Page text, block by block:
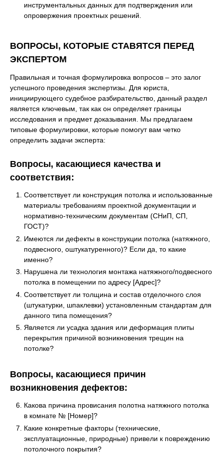
инструментальных данных для подтверждения или
опровержения проектных решений.
ВОПРОСЫ, КОТОРЫЕ СТАВЯТСЯ ПЕРЕД
ЭКСПЕРТОМ
Правильная и точная формулировка вопросов – это залог
успешного проведения экспертизы. Для юриста,
инициирующего судебное разбирательство, данный раздел
является ключевым, так как он определяет границы
исследования и предмет доказывания. Мы предлагаем
типовые формулировки, которые помогут вам четко
определить задачи эксперта:
Вопросы, касающиеся качества и
соответствия:
Соответствует ли конструкция потолка и использованные
материалы требованиям проектной документации и
нормативно-техническим документам (СНиП, СП,
ГОСТ)?
Имеются ли дефекты в конструкции потолка (натяжного,
подвесного, оштукатуренного)? Если да, то какие
именно?
Нарушена ли технология монтажа натяжного/подвесного
потолка в помещении по адресу [Адрес]?
Соответствует ли толщина и состав отделочного слоя
(штукатурки, шпаклевки) установленным стандартам для
данного типа помещения?
Является ли усадка здания или деформация плиты
перекрытия причиной возникновения трещин на
потолке?
Вопросы, касающиеся причин
возникновения дефектов:
Какова причина провисания полотна натяжного потолка
в комнате № [Номер]?
Какие конкретные факторы (технические,
эксплуатационные, природные) привели к повреждению
потолочного покрытия?